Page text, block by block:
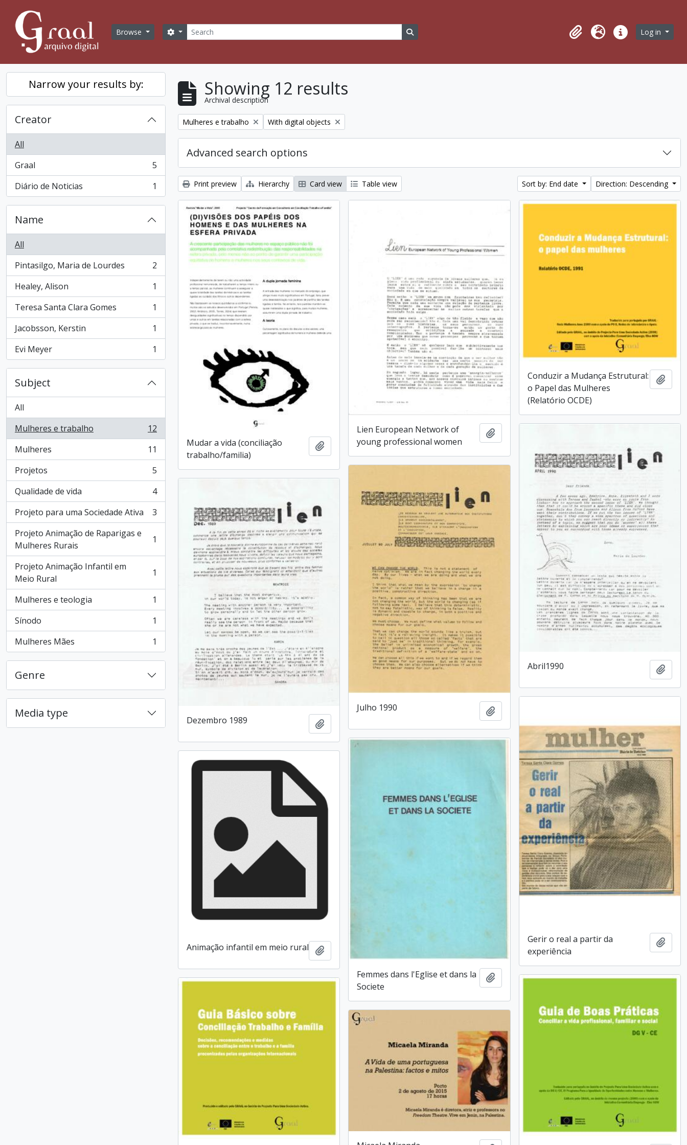
Browse Search
Search options Search in browse page ClipboardLanguageQuick linksLog in
Narrow your results by:
Creator
All
Graal
, 5 results
5
Diário de Noticias
, 1 results 1
Name
All
Pintasilgo, Maria de Lourdes
, 2 results
2
Healey, Alison
, 1 results
1
Teresa Santa Clara Gomes
, 1 results
1
Jacobsson, Kerstin
, 1 results
1
Evi Meyer
, 1 results 1
Subject
All
Mulheres e trabalho
, 12 results
12
Mulheres
, 11 results
11
Projetos
, 5 results
5
Qualidade de vida
, 4 results
4
Projeto para uma Sociedade Ativa
, 3 results
3
Projeto Animação de Raparigas e
Mulheres Rurais
, 1 results 1
Projeto Animação Infantil em
Meio Rural
, 1 results 1
Mulheres e teologia
, 1 results
1
Sínodo
, 1 results
1
Mulheres Mães
, 1 results 1
Genre
Media type
Showing 12 results
Archival description
Remove filter:
Mulheres e trabalho Remove filter:
With digital objects
Advanced search options
Print preview Hierarchy Card view Table view Sort by: End date Direction: Descending
Mudar a vida (conciliação
trabalho/familia)
Add to clipboard
Lien European Network of
young professional women
Add to clipboard
Conduzir a Mudança Estrutural:
o Papel das Mulheres
(Relatório OCDE)
Add
Abril1990 Add
Julho 1990
Add to clipboard
Dezembro 1989
Gerir o real a partir da
experiência
Add
Femmes dans l'Eglise et dans la
Societe
Add to clipboard
Animação infantil em meio rural